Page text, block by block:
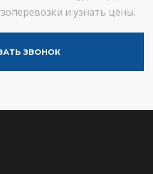
и узнать цены.
ЗВОНОК